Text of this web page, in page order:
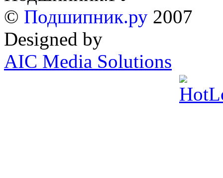
© Подшипник.ру 2007
Designed by
AIC Media Solutions